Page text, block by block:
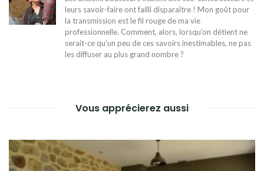
leurs savoir-faire ont failli disparaître ! Mon goût pour
la transmission est le fil rouge de ma vie
professionnelle. Comment, alors, lorsqu’on détient ne
serait-ce qu’un peu de ces savoirs inestimables, ne pas
les diffuser au plus grand nombre ?
Vous apprécierez aussi